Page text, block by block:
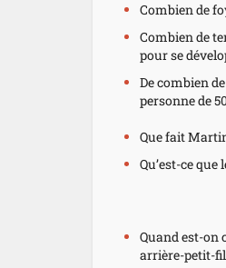
Combien de
Combien de
pour se
De combien
personne de
Que fait
Qu’est-ce
Quand est-on
arrière-petit-